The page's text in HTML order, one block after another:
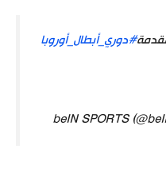
#دوري_أبطال_أوروبا